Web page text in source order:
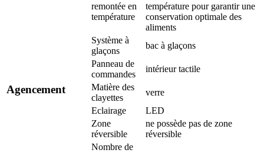
Agencement
remontée en
température
température pour garantir une
conservation optimale des
aliments
Système à
glaçons
bac à glaçons
Panneau de
commandes
intérieur tactile
Matière des
clayettes
verre
Eclairage
LED
Zone
réversible
ne possède pas de zone
réversible
Nombre de